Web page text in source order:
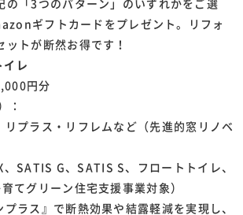
の「3つのパターン」のいずれかをご選
ギフトカードをプレゼント。リフォ
ットが断然お得です！
イレ
円分
：
リプラス・リフレムなど（先進的窓リノベ
、SATIS G、SATIS S、フロートトイレ、
てグリーン住宅支援事業対象）
プラス』で断熱効果や結露軽減を実現し、